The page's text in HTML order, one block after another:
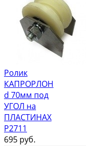
Ролик
КАПРОРЛОН
d 70мм под
УГОЛ на
ПЛАСТИНАХ
Р2711
695 руб.